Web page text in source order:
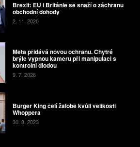
Brexit: EU i Británie se snaží o záchranu
obchodní dohody
2. 11. 2020
Meta přidává novou ochranu. Chytré
brýle vypnou kameru při manipulaci s
kontrolní diodou
9. 7. 2026
Burger King čelí žalobě kvůli velikosti
Whoppera
30. 8. 2023